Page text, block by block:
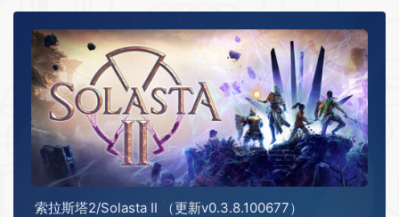
索拉斯塔2/Solasta II （更新v0.3.8.100677）